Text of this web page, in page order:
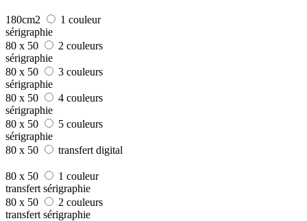
180cm2
1 couleur
sérigraphie
80 x 50
2 couleurs
sérigraphie
80 x 50
3 couleurs
sérigraphie
80 x 50
4 couleurs
sérigraphie
80 x 50
5 couleurs
sérigraphie
80 x 50
transfert digital
80 x 50
1 couleur
transfert sérigraphie
80 x 50
2 couleurs
transfert sérigraphie